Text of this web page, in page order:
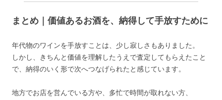
まとめ｜価値あるお酒を、納得して手放すために
年代物のワインを手放すことは、少し寂しさもありました。
しかし、きちんと価値を理解したうえで査定してもらえたこと
で、納得のいく形で次へつなげられたと感じています。
地方でお店を営んでいる方や、多忙で時間が取れない方、